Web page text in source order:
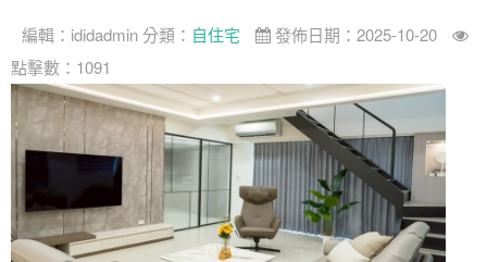
編輯： ididadmin 分類： 自住宅
發佈日期：2025-10-20
點擊數：1091